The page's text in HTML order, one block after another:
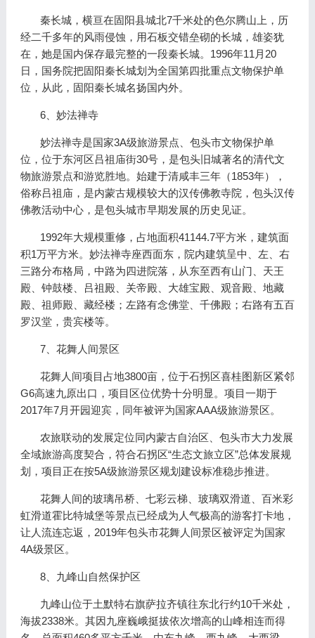
秦长城，横亘在固阳县城北7千米处的色尔腾山上，历
经二千多年的风雨侵蚀，用石板交错垒砌的长城，雄姿犹
在，她是国内保存最完整的一段秦长城。1996年11月20
日，国务院把固阳秦长城划为全国第四批重点文物保护单
位，从此，固阳秦长城名扬国内外。
6、妙法禅寺
妙法禅寺是国家3A级旅游景点、包头市文物保护单
位，位于东河区吕祖庙街30号，是包头旧城著名的清代文
物旅游景点和游览胜地。始建于清咸丰三年（1853年），
俗称吕祖庙，是内蒙古规模较大的汉传佛教寺院，包头汉传
佛教活动中心，是包头城市早期发展的历史见证。
1992年大规模重修，占地面积41144.7平方米，建筑面
积1万平方米。妙法禅寺座西面东，院内建筑呈中、左、右
三路分布格局，中路为四进院落，从东至西有山门、天王
殿、钟鼓楼、吕祖殿、关帝殿、大雄宝殿、观音殿、地藏
殿、祖师殿、藏经楼；左路有念佛堂、千佛殿；右路有五百
罗汉堂，贵宾楼等。
7、花舞人间景区
花舞人间项目占地3800亩，位于石拐区喜桂图新区紧邻
G6高速九原出口，项目区位优势十分明显。项目一期于
2017年7月开园迎宾，同年被评为国家AAA级旅游景区。
农旅联动的发展定位同内蒙古自治区、包头市大力发展
全域旅游高度契合，符合石拐区“生态文旅立区”总体发展规
划，项目正在按5A级旅游景区规划建设标准稳步推进。
花舞人间的玻璃吊桥、七彩云梯、玻璃双滑道、百米彩
虹滑道霍比特城堡等景点已经成为人气极高的游客打卡地，
让人流连忘返，2019年包头市花舞人间景区被评定为国家
4A级景区。
8、九峰山自然保护区
九峰山位于土默特右旗萨拉齐镇往东北行约10千米处，
海拔2338米。其因九座巍峨挺拔依次增高的山峰相连而得